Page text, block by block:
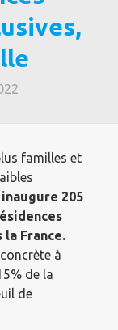
familles et
205
France.
à
de la
de